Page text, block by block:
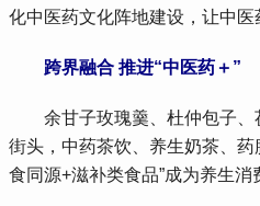
化中医药文化阵地建设，让中医
跨界融合 推进“中医药＋”
余甘子玫瑰羹、杜仲包子、
街头，中药茶饮、养生奶茶、
食同源+滋补类食品”成为养生消